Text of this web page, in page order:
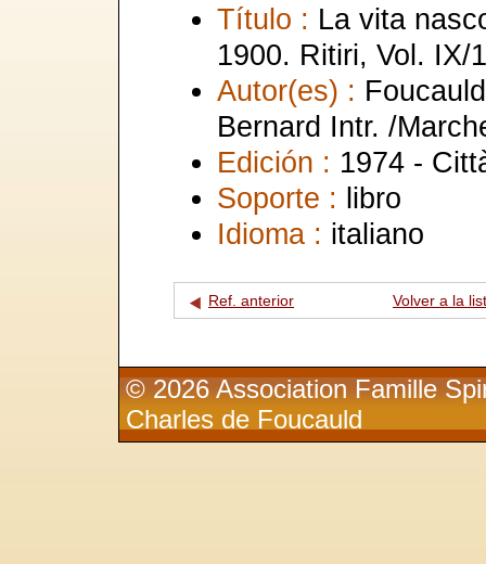
Título : La vita
1900. Ritiri, Vol. IX/1
Autor(es) :
Bernard Intr. /
Edición : 1974 -
Soporte : libro
Idioma : italiano
Ref. anterior Volver a la
© 2026 Association Famille
Charles de Foucauld